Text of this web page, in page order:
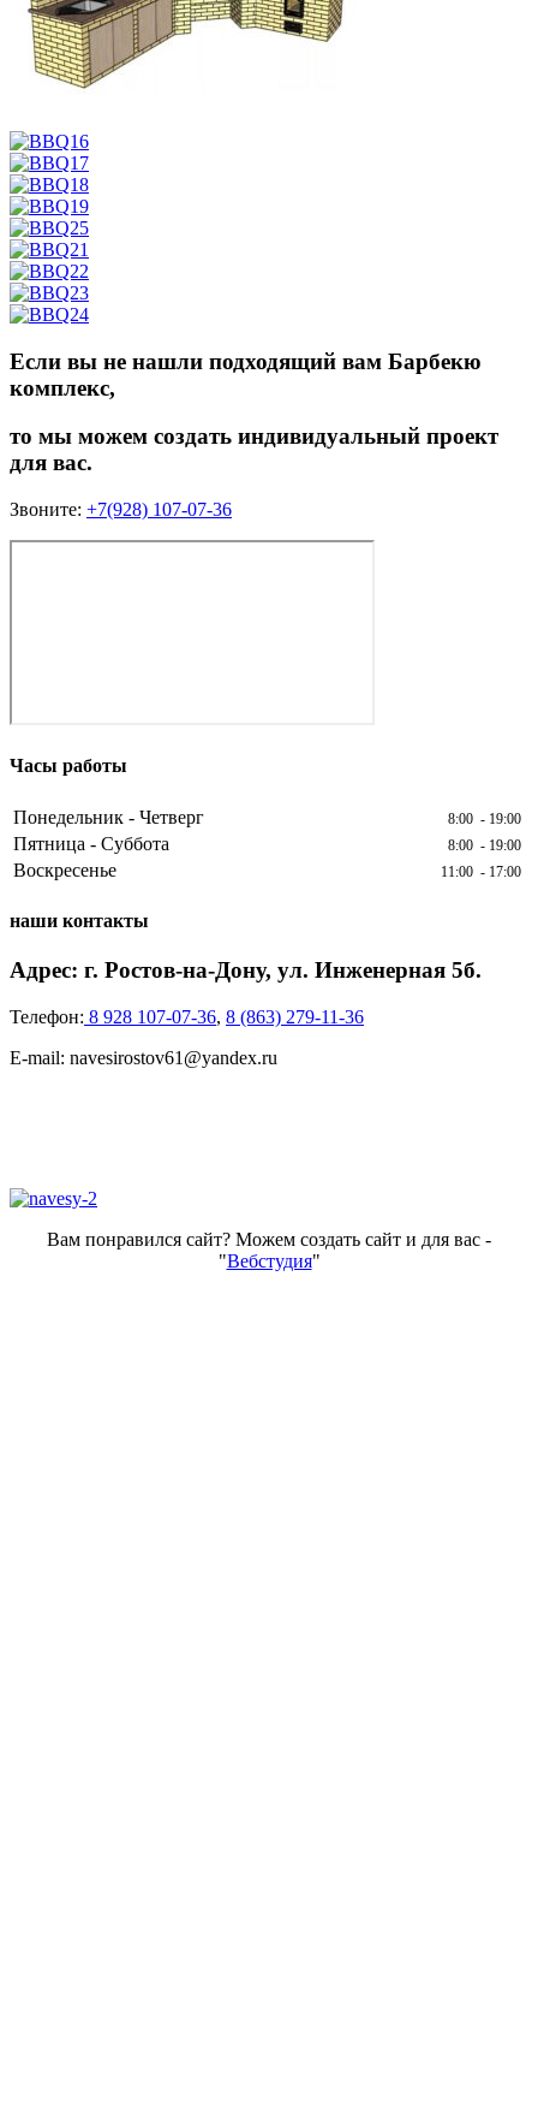
Если вы не нашли подходящий вам Барбекю
комплекс,
то мы можем создать индивидуальный проект
для вас.
Звоните: +7(928) 107-07-36
Часы работы
Понедельник - Четверг 8:00 - 19:00
Пятница - Суббота 8:00 - 19:00
Воскресенье 11:00 - 17:00
наши контакты
Адрес: г. Ростов-на-Дону, ул. Инженерная 5б.
Телефон: 8 928 107-07-36, 8 (863) 279-11-36
E-mail: navesirostov61@yandex.ru
Вам понравился сайт? Можем создать сайт и для вас -
"Вебстудия"